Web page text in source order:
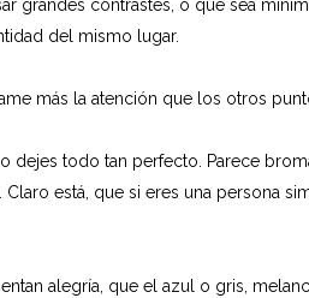
grandes contrastes, o que sea
del mismo lugar.
más la atención que los otros
dejes todo tan perfecto. Parece
está, que si eres una persona
alegría, que el azul o gris,